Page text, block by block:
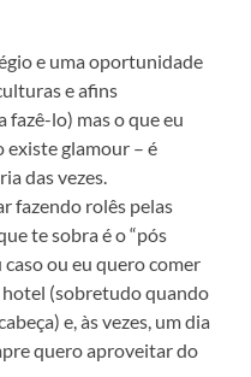
e uma oportunidade
e afins
fazê-lo) mas o que eu
existe glamour – é
das vezes.
fazendo rolês pelas
te sobra é o “pós
ou eu quero comer
(sobretudo quando
e, às vezes, um dia
quero aproveitar do